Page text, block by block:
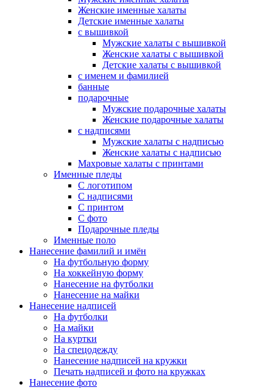
Женские именные халаты
Детские именные халаты
с вышивкой
Мужские халаты с вышивкой
Женские халаты с вышивкой
Детские халаты с вышивкой
с именем и фамилией
банные
подарочные
Мужские подарочные халаты
Женские подарочные халаты
с надписями
Мужские халаты с надписью
Женские халаты с надписью
Махровые халаты с принтами
Именные пледы
С логотипом
С надписями
С принтом
С фото
Подарочные пледы
Именные поло
Нанесение фамилий и имён
На футбольную форму
На хоккейную форму
Нанесение на футболки
Нанесение на майки
Нанесение надписей
На футболки
На майки
На куртки
На спецодежду
Нанесение надписей на кружки
Печать надписей и фото на кружках
Нанесение фото